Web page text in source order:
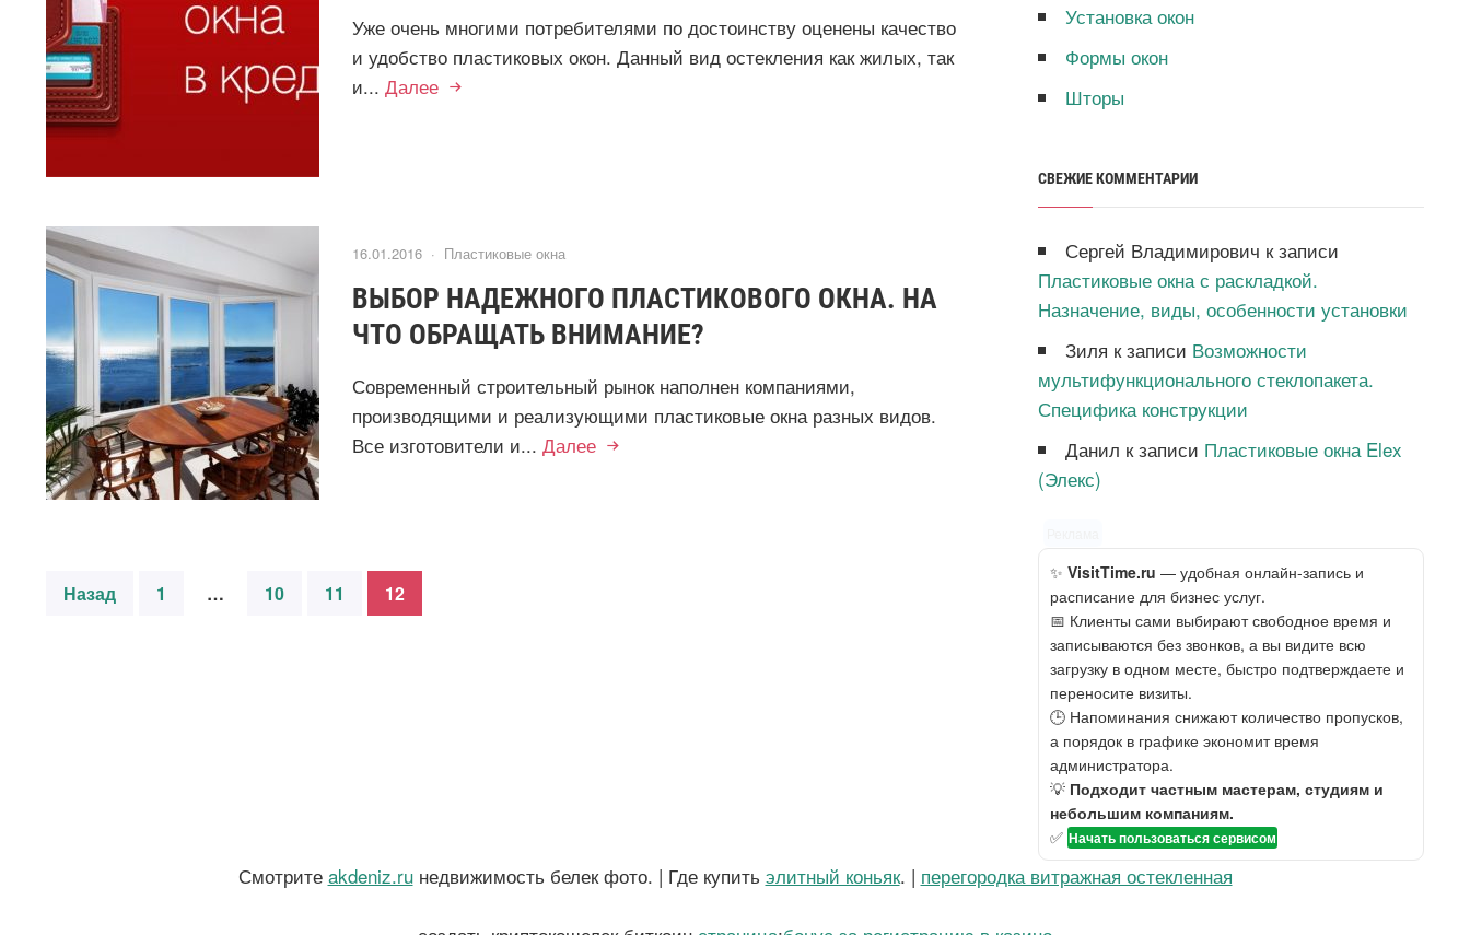
Уже очень многими потребителями по достоинству оценены качество
и удобство пластиковых окон. Данный вид остекления как жилых, так
и... Далее
16.01.2016 · Пластиковые окна
ВЫБОР НАДЕЖНОГО ПЛАСТИКОВОГО ОКНА. НА
ЧТО ОБРАЩАТЬ ВНИМАНИЕ?
Современный строительный рынок наполнен компаниями,
производящими и реализующими пластиковые окна разных видов.
Все изготовители и... Далее
Назад 1 … 10 11 12
Установка окон
Формы окон
Шторы
СВЕЖИЕ КОММЕНТАРИИ
Сергей Владимирович к записи
Пластиковые окна с раскладкой.
Назначение, виды, особенности установки
Зиля к записи Возможности
мультифункционального стеклопакета.
Специфика конструкции
Данил к записи Пластиковые окна Elex
(Элекс)
✨VisitTime.ru — удобная онлайн-запись и
расписание для бизнес услуг.
📅 Клиенты сами выбирают свободное время и
записываются без звонков, а вы видите всю
загрузку в одном месте, быстро подтверждаете и
переносите визиты.
🕒 Напоминания снижают количество пропусков,
а порядок в графике экономит время
администратора.
💡 Подходит частным мастерам, студиям и
небольшим компаниям.
✅ Начать пользоваться сервисом
Смотрите akdeniz.ruнедвижимость белек фото. | Где купить элитный коньяк. | перегородка витражная остекленная